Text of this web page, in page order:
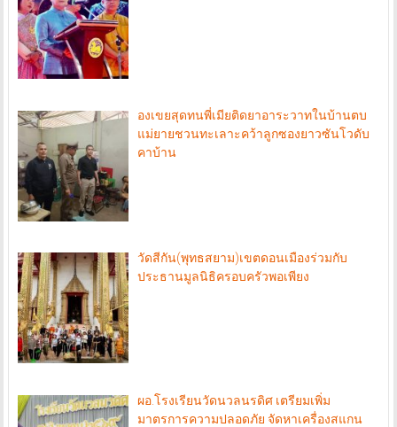
องเขยสุดทนพี่เมียติดยาอาระวาทในบ้านตบ
แม่ยายชวนทะเลาะคว้าลูกซองยาวซันโวดับ
คาบ้าน
วัดสีกัน(พุทธสยาม)เขตดอนเมืองร่วมกับ
ประธานมูลนิธิครอบครัวพอเพียง
ผอ.โรงเรียนวัดนวลนรดิศ เตรียมเพิ่ม
มาตรการความปลอดภัย จัดหาเครื่องสแกน